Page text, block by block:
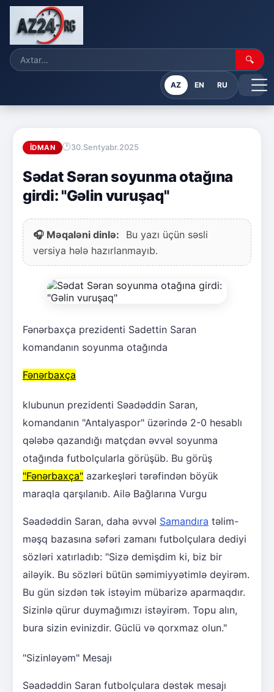
🔍
AZ EN RU
İDMAN 30.Sentyabr.2025
Sədat Səran soyunma otağına
girdi: "Gəlin vuruşaq"
🎧 Məqaləni dinlə:
Bu yazı üçün səsli
versiya hələ hazırlanmayıb.
Fənərbaxça prezidenti Sadettin Saran
komandanın soyunma otağında
Fənərbaxça
klubunun prezidenti Səadəddin Saran,
komandanın "Antalyaspor" üzərində 2-0 hesablı
qələbə qazandığı matçdan əvvəl soyunma
otağında futbolçularla görüşüb. Bu görüş
"Fənərbaxça" azarkeşləri tərəfindən böyük
maraqla qarşılanıb. Ailə Bağlarına Vurgu
Səadəddin Saran, daha əvvəl Samandıra təlim-
məşq bazasına səfəri zamanı futbolçulara dediyi
sözləri xatırladıb: "Sizə demişdim ki, biz bir
ailəyik. Bu sözləri bütün səmimiyyətimlə deyirəm.
Bu gün sizdən tək istəyim mübarizə aparmaqdır.
Sizinlə qürur duymağımızı istəyirəm. Topu alın,
bura sizin evinizdir. Güclü və qorxmaz olun."
"Sizinləyəm" Mesajı
Səadəddin Saran futbolçulara dəstək mesajı